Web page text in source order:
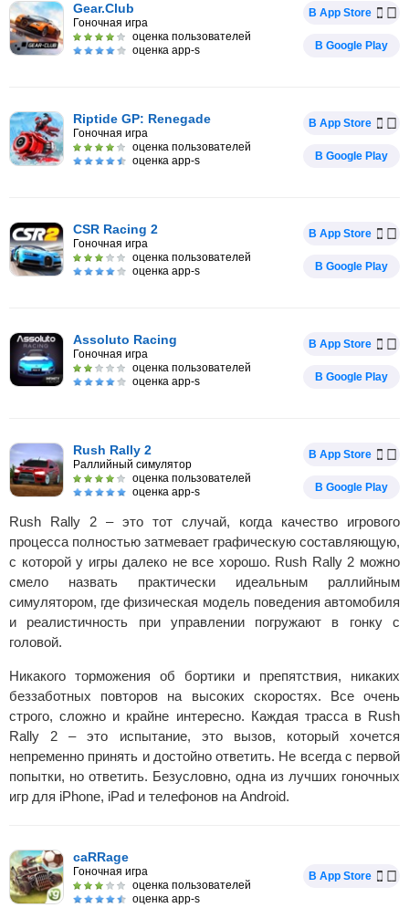
Gear.Club
Гоночная игра
оценка пользователей
оценка app-s
В App Store
В Google Play
Riptide GP: Renegade
Гоночная игра
оценка пользователей
оценка app-s
В App Store
В Google Play
CSR Racing 2
Гоночная игра
оценка пользователей
оценка app-s
В App Store
В Google Play
Assoluto Racing
Гоночная игра
оценка пользователей
оценка app-s
В App Store
В Google Play
Rush Rally 2
Раллийный симулятор
оценка пользователей
оценка app-s
В App Store
В Google Play
Rush Rally 2 – это тот случай, когда качество игрового
процесса полностью затмевает графическую составляющую,
с которой у игры далеко не все хорошо. Rush Rally 2 можно
смело назвать практически идеальным раллийным
симулятором, где физическая модель поведения автомобиля
и реалистичность при управлении погружают в гонку с
головой.
Никакого торможения об бортики и препятствия, никаких
беззаботных повторов на высоких скоростях. Все очень
строго, сложно и крайне интересно. Каждая трасса в Rush
Rally 2 – это испытание, это вызов, который хочется
непременно принять и достойно ответить. Не всегда с первой
попытки, но ответить. Безусловно, одна из лучших гоночных
игр для iPhone, iPad и телефонов на Android.
caRRage
Гоночная игра
оценка пользователей
оценка app-s
В App Store